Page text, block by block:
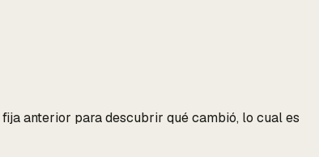
anterior para descubrir qué cambió, lo cual es